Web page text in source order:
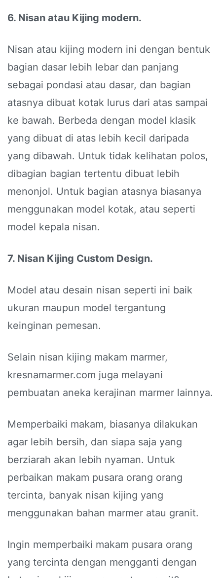
6. Nisan atau Kijing modern.
Nisan atau kijing modern ini dengan bentuk
bagian dasar lebih lebar dan panjang
sebagai pondasi atau dasar, dan bagian
atasnya dibuat kotak lurus dari atas sampai
ke bawah. Berbeda dengan model klasik
yang dibuat di atas lebih kecil daripada
yang dibawah. Untuk tidak kelihatan polos,
dibagian bagian tertentu dibuat lebih
menonjol. Untuk bagian atasnya biasanya
menggunakan model kotak, atau seperti
model kepala nisan.
7. Nisan Kijing Custom Design.
Model atau desain nisan seperti ini baik
ukuran maupun model tergantung
keinginan pemesan.
Selain nisan kijing makam marmer,
kresnamarmer.com juga melayani
pembuatan aneka kerajinan marmer lainnya.
Memperbaiki makam, biasanya dilakukan
agar lebih bersih, dan siapa saja yang
berziarah akan lebih nyaman. Untuk
perbaikan makam pusara orang orang
tercinta, banyak nisan kijing yang
menggunakan bahan marmer atau granit.
Ingin memperbaiki makam pusara orang
yang tercinta dengan mengganti dengan